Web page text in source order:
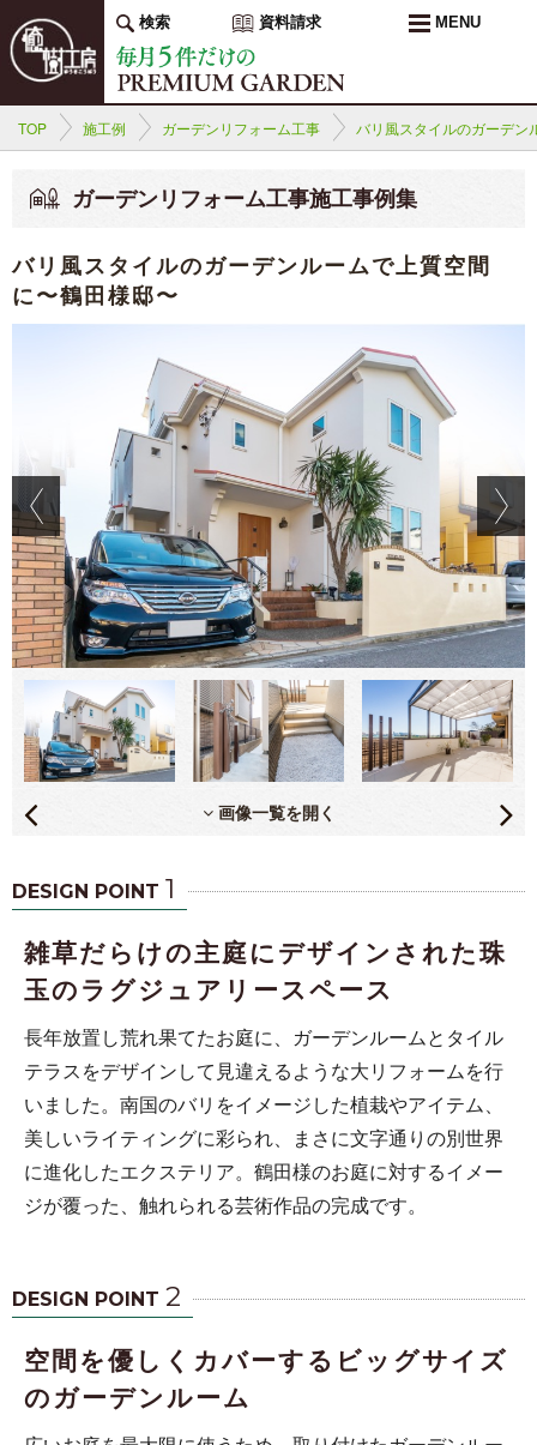
検索 資料請求 MENU
TOP 施工例 ガーデンリフォーム工事 バリ風スタイルのガーデン
ガーデンリフォーム工事施工事例集
バリ風スタイルのガーデンルームで上質空間
に〜鶴田様邸〜
画像一覧を開く
DESIGN POINT 1
雑草だらけの主庭にデザインされた珠
玉のラグジュアリースペース
長年放置し荒れ果てたお庭に、ガーデンルームとタイル
テラスをデザインして見違えるような大リフォームを行
いました。南国のバリをイメージした植栽やアイテム、
美しいライティングに彩られ、まさに文字通りの別世界
に進化したエクステリア。鶴田様のお庭に対するイメー
ジが覆った、触れられる芸術作品の完成です。
DESIGN POINT 2
空間を優しくカバーするビッグサイズ
のガーデンルーム